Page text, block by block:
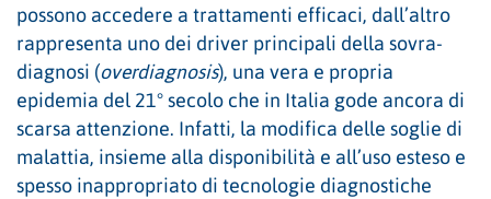
possono accedere a trattamenti efficaci, dall’altro
rappresenta uno dei driver principali della sovra-
diagnosi (overdiagnosis), una vera e propria
epidemia del 21° secolo che in Italia gode ancora di
scarsa attenzione. Infatti, la modifica delle soglie di
malattia, insieme alla disponibilità e all’uso esteso e
spesso inappropriato di tecnologie diagnostiche